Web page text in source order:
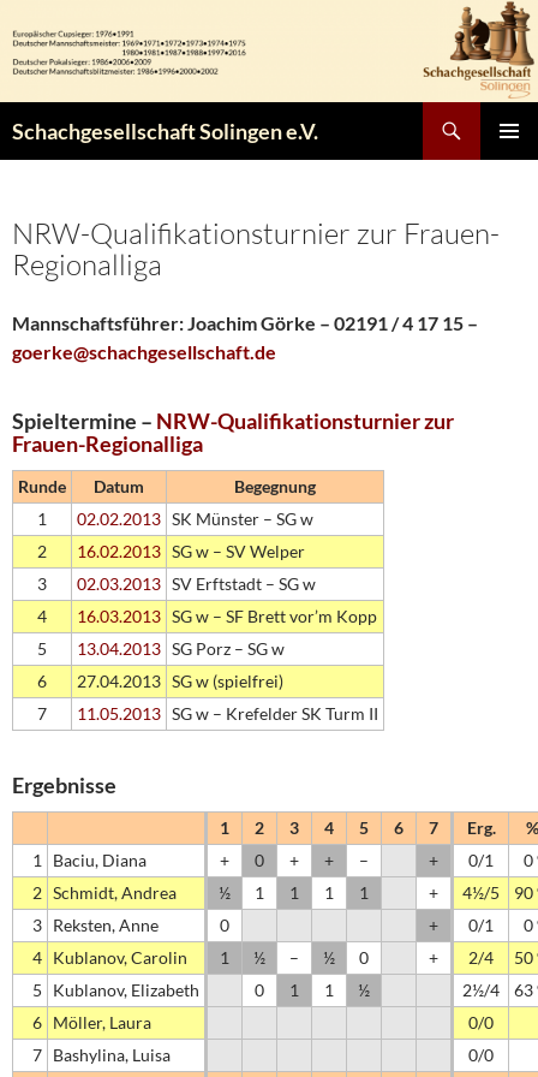
Inhalt
springen
Schachgesellschaft Solingen e.V.
NRW-Qualifikationsturnier zur Frauen-
Regionalliga
Mannschaftsführer:Joachim Görke – 02191 / 4 17 15 –
goerke@schachgesellschaft.de
Spieltermine – NRW-Qualifikationsturnier zur
Frauen-Regionalliga
Runde Datum
Begegnung
1
02.02.2013 SK Münster – SG w
2
16.02.2013 SG w – SV Welper
3
02.03.2013 SV Erftstadt – SG w
4
16.03.2013 SG w – SF Brett vor’m Kopp
5
13.04.2013 SG Porz – SG w
6
27.04.2013 SG w (spielfrei)
7
11.05.2013 SG w – Krefelder SK Turm II
Ergebnisse
1 2 3 4 5 6 7 Erg.
%
1
Baciu, Diana + 0 + + – + 0/1
0
2 Schmidt, Andrea ½ 1 1 1 1 + 4½/5
90
3 Reksten, Anne 0 + 0/1
0
4 Kublanov, Carolin 1 ½ – ½ 0 + 2/4
50
5
Kublanov, Elizabeth 0 1 1 ½ 2½/4
63
6 Möller, Laura
0/0
7 Bashylina, Luisa
0/0